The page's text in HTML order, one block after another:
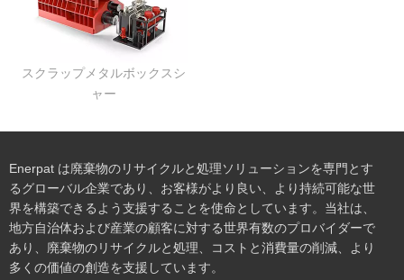
スクラップメタルボックスシ
ャー
Enerpat は廃棄物のリサイクルと処理ソリューションを専門とす
るグローバル企業であり、お客様がより良い、より持続可能な世
界を構築できるよう支援することを使命としています。当社は、
地方自治体および産業の顧客に対する世界有数のプロバイダーで
あり、廃棄物のリサイクルと処理、コストと消費量の削減、より
多くの価値の創造を支援しています。